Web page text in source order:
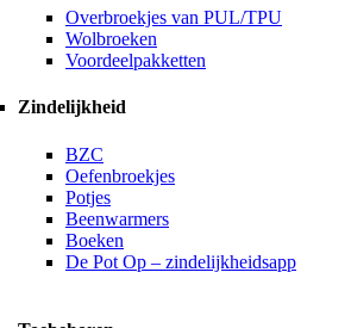
Overbroekjes van PUL/TPU
Wolbroeken
Voordeelpakketten
Zindelijkheid
BZC
Oefenbroekjes
Potjes
Beenwarmers
Boeken
De Pot Op – zindelijkheidsapp